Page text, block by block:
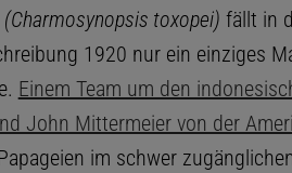
(Charmosynopsis toxopei) fällt in
1920 nur ein einziges
Einem Team um den
John Mittermeier von der
im schwer